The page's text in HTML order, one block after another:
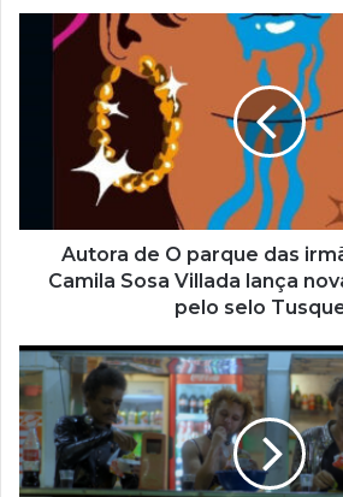
e
e
m
a
i
l
Autora de O parque das
Camila Sosa Villada lança
pelo selo